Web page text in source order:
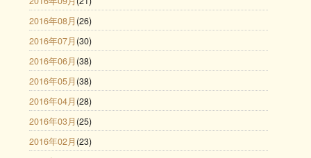
2016年08月 (26)
2016年07月 (30)
2016年06月 (38)
2016年05月 (38)
2016年04月 (28)
2016年03月 (25)
2016年02月 (23)